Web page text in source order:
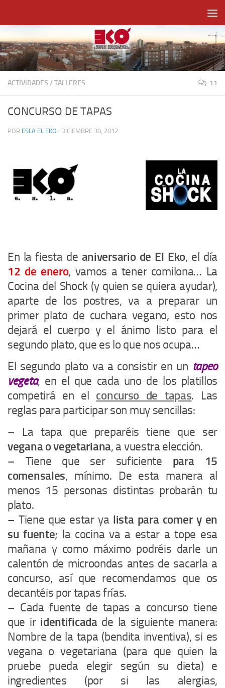
ACTIVIDADES /TALLERES 11
CONCURSO DE TAPAS
POR ESLA EL EKO · DICIEMBRE 30, 2012
En la fiesta de aniversario de El Eko, el día
12 de enero, vamos a tener comilona… La
Cocina del Shock (y quien se quiera ayudar),
aparte de los postres, va a preparar un
primer plato de cuchara vegano, esto nos
dejará el cuerpo y el ánimo listo para el
segundo plato, que es lo que nos ocupa…
El segundo plato va a consistir en un tapeo
vegeta, en el que cada uno de los platillos
competirá en el concurso de tapas. Las
reglas para participar son muy sencillas:
– La tapa que preparéis tiene que ser
vegana o vegetariana, a vuestra elección.
– Tiene que ser suficiente para 15
comensales, mínimo. De esta manera al
menos 15 personas distintas probarán tu
plato.
– Tiene que estar ya lista para comer y en
su fuente; la cocina va a estar a tope esa
mañana y como máximo podréis darle un
calentón de microondas antes de sacarla a
concurso, así que recomendamos que os
decantéis por tapas frías.
– Cada fuente de tapas a concurso tiene
que iridentificada de la siguiente manera:
Nombre de la tapa (bendita inventiva), si es
vegana o vegetariana (para que quien la
pruebe pueda elegir según su dieta) e
ingredientes (por si las alergias,